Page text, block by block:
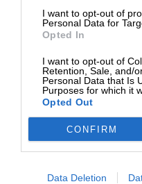
I want to opt-out of
Personal Data for
Opted In
I want to opt-out of
Retention, Sale, and/
Personal Data that Is
Purposes for which it
Opted Out
CONFIRM
Data Deletion
Kąt pochylenia
Kąt obrotu
Kąt rotacji
Regulacja
wysokości
Interfejs
Montażowy